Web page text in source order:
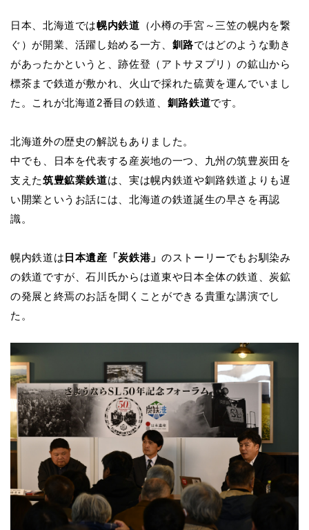
日本、北海道では幌内鉄道 （小樽の手宮～三笠の幌内を繋
ぐ）が開業、活躍し始める一方、 釧路ではどのような動き
があったかというと、跡佐登（アトサヌプリ）の鉱山から
標茶まで鉄道が敷かれ、火山で採れた硫黄を運んでいまし
た。これが北海道2番目の鉄道、 釧路鉄道です。
北海道外の歴史の解説もありました。
中でも、日本を代表する産炭地の一つ、九州の筑豊炭田を
支えた筑豊鉱業鉄道は、実は幌内鉄道や釧路鉄道よりも遅
い開業というお話には、北海道の鉄道誕生の早さを再認
識。
幌内鉄道は 日本遺産「炭鉄港」 のストーリーでもお馴染み
の鉄道ですが、石川氏からは道東や日本全体の鉄道、炭鉱
の発展と終焉のお話を聞くことができる貴重な講演でし
た。